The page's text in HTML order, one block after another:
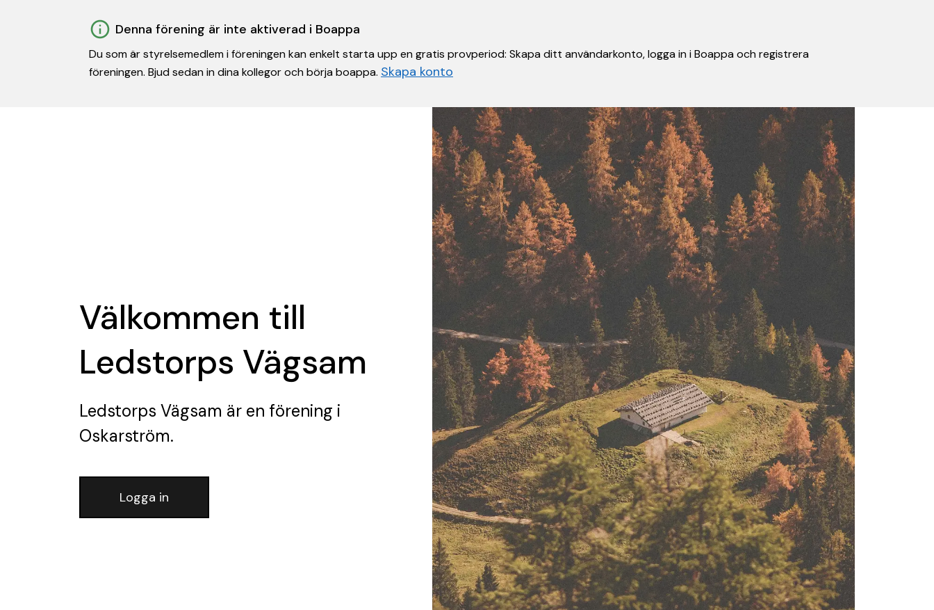
Denna förening är inte aktiverad i Boappa
Du som är styrelsemedlem i föreningen kan enkelt starta upp en gratis provperiod: Skapa ditt användarkonto, logga in i Boappa och registrera
föreningen. Bjud sedan in dina kollegor och börja boappa. Skapa konto
Välkommen till
Ledstorps Vägsam
Ledstorps Vägsam är en förening i
Oskarström.
Logga in